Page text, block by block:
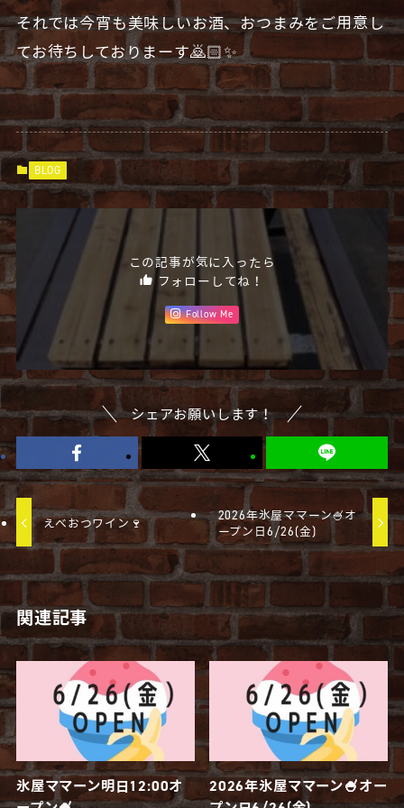
それでは今宵も美味しいお酒、おつまみをご用意し
てお待ちしておりまーす🙇🏻✨
BLOG
この記事が気に入ったら
フォローしてね！
Follow Me
シェアお願いします！
えべおつワイン🍷
2026年氷屋ママーン🍧オ
ープン日6/26(金)
関連記事
氷屋ママーン明日12:00オ
2026年氷屋ママーン🍧オー